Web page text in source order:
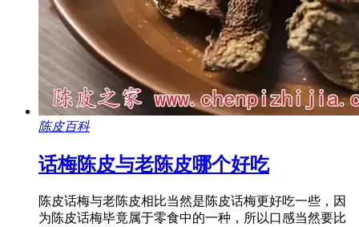
陈皮百科
话梅陈皮与老陈皮哪个好吃
陈皮话梅与老陈皮相比当然是陈皮话梅更好吃一些，因
为陈皮话梅毕竟属于零食中的一种，所以口感当然要比